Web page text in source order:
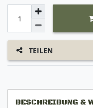
TEILEN
BESCHREIBUNG &